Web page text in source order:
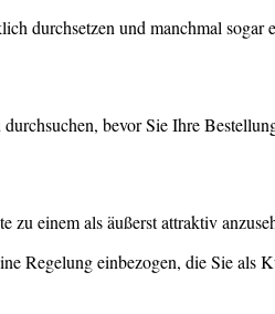
durchsetzen und manchmal sogar
bevor Sie Ihre
einem als äußerst attraktiv
Regelung einbezogen, die Sie als